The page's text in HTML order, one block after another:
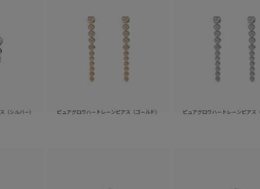
ピュアグロウハートレーンピアス（ゴールド） ピュアグロウハートレーンピアス（シルバー）